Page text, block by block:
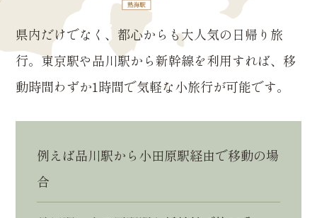
県内だけでなく、都心からも大人気の日帰り旅
行。東京駅や品川駅から新幹線を利用すれば、移
動時間わずか1時間で気軽な小旅行が可能です。
例えば品川駅から小田原駅経由で移動の場
合